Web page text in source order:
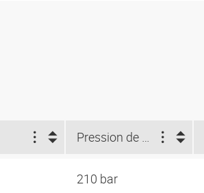
Pression de service (bar)
210 bar